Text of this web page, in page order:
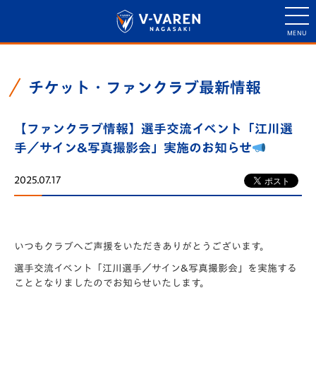
チケット・ファンクラブ最新情報
【ファンクラブ情報】選手交流イベント「江川選
手／サイン&写真撮影会」実施のお知らせ
2025.07.17
いつもクラブへご声援をいただきありがとうございます。
選手交流イベント「江川選手／サイン&写真撮影会」を実施する
こととなりましたのでお知らせいたします。